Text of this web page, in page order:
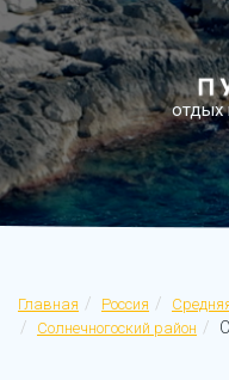
отдых
Главная Россия
Солнечногоский район